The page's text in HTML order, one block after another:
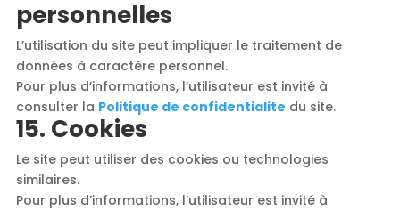
personnelles
L’utilisation du site peut impliquer le traitement de
données à caractère personnel.
Pour plus d’informations, l’utilisateur est invité à
consulter la Politique de confidentialite du site.
15. Cookies
Le site peut utiliser des cookies ou technologies
similaires.
Pour plus d’informations, l’utilisateur est invité à